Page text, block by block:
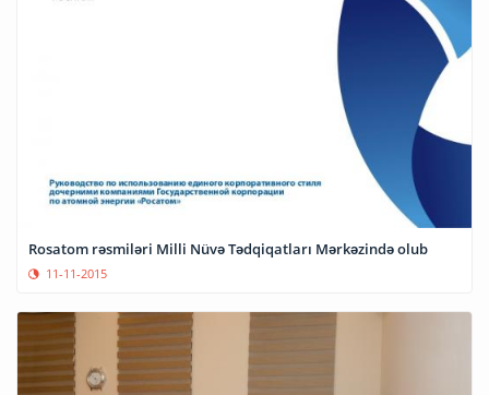
Rosatom rəsmiləri Milli Nüvə Tədqiqatları Mərkəzində olub
11-11-2015